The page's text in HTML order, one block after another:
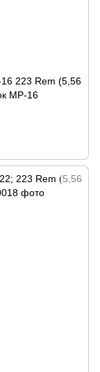
223 Rem (5,56
MP-16